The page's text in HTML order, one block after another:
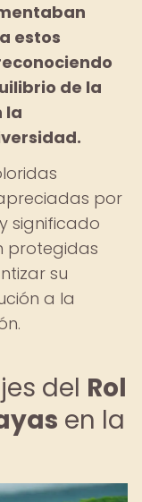
estos
de la
la
por
significado
protegidas
su
a la
del Rol
en la